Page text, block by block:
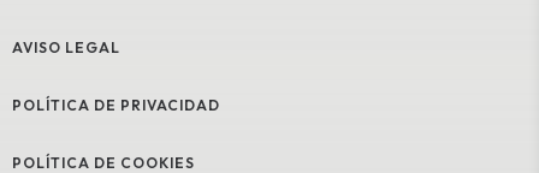
AVISO LEGAL
POLÍTICA DE PRIVACIDAD
POLÍTICA DE COOKIES